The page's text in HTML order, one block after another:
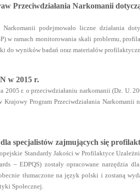
Przeciwdziałania Narkomanii
podejmowało liczne działania
w ramach monitorowania skali problemu,
do wyników badań oraz materiałów
w 2015 r.
2005 r. o przeciwdziałaniu narkomanii (Dz. U.
Program Przeciwdziałania Narkomanii
specjalistów zajmujących się
Standardy Jakości w Profilaktyce
– EDPQS) zostały opracowane narzędzia
tłumaczone na język polski i zostaną
Społecznej.